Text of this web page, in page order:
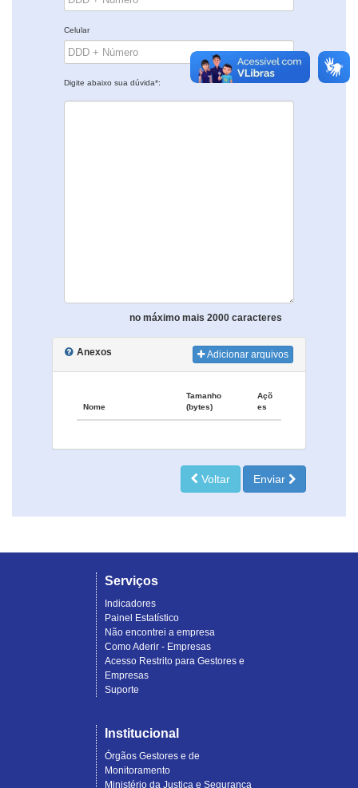
Celular
Digite abaixo sua dúvida*:
no máximo mais 2000 caracteres
Anexos Adicionar arquivos
Nome
Tamanho
(bytes)
Açõ
es
Voltar Enviar
Serviços
Indicadores
Painel Estatístico
Não encontrei a empresa
Como Aderir - Empresas
Acesso Restrito para Gestores e
Empresas
Suporte
Institucional
Órgãos Gestores e de
Monitoramento
Ministério da Justiça e Segurança